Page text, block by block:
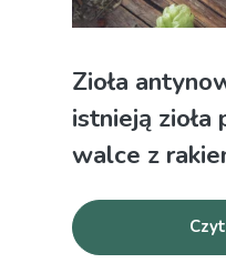
Zioła
istnieją zioła
walce z